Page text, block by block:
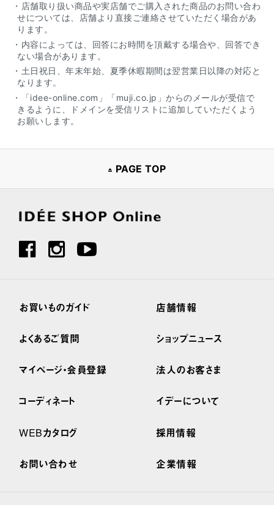
・店舗取り扱い商品や実店舗でご購入された商品のお問い合わ
せについては、店舗より直接ご連絡させていただく場合があ
ります。
・内容によっては、回答にお時間を頂戴する場合や、回答でき
ない場合があります。
・土日祝日、年末年始、夏季休暇期間は翌営業日以降の対応と
なります。
・「idee-online.com」「muji.co.jp」からのメールが受信で
きるように、ドメインを受信リストに追加していただくよう
お願いします。
PAGE TOP
お買いものガイド
よくあるご質問
マイページ・会員登録
コーディネート
WEBカタログ
お問い合わせ
店舗情報
ショップニュース
法人のお客さま
イデーについて
採用情報
企業情報